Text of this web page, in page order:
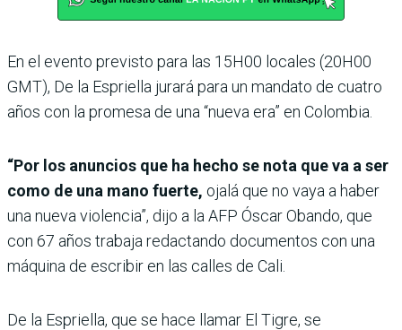
En el evento previsto para las 15H00 locales (20H00
GMT), De la Espriella jurará para un mandato de cuatro
años con la promesa de una “nueva era” en Colombia.
“Por los anuncios que ha hecho se nota que va a ser
como de una mano fuerte, ojalá que no vaya a haber
una nueva violencia”, dijo a la AFP Óscar Obando, que
con 67 años trabaja redactando documentos con una
máquina de escribir en las calles de Cali.
De la Espriella, que se hace llamar El Tigre, se